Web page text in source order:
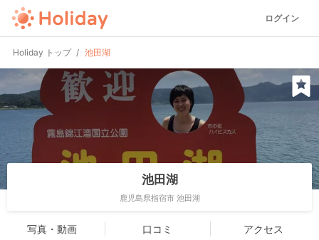
ログイン
Holiday トップ 池田湖
池田湖
鹿児島県指宿市 池田湖
写真・動画 口コミ アクセス